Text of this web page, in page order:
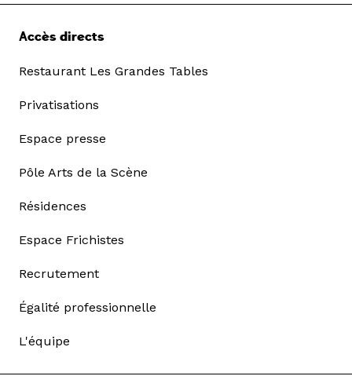
Accès directs
Restaurant Les Grandes Tables
Privatisations
Espace presse
Pôle Arts de la Scène
Résidences
Espace Frichistes
Recrutement
Égalité professionnelle
L'équipe